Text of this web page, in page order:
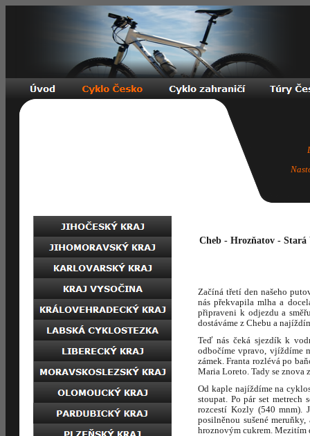
Cheb - Hrozňatov -
Začíná třetí den našeho
nás překvapila mlha a
připraveni k odjezdu a
dostáváme z Chebu a
Teď nás čeká sjezdík k
odbočíme vpravo, vjíždíme
zámek. Franta rozlévá po
Maria Loreto. Tady se znova
Od kaple najíždíme na
stoupat. Po pár set metrech
rozcestí Kozly (540 mnm).
posilněnou sušené
hroznovým cukrem.